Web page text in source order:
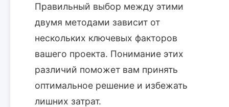
Правильный выбор между этими
двумя методами зависит от
нескольких ключевых факторов
вашего проекта. Понимание этих
различий поможет вам принять
оптимальное решение и избежать
лишних затрат.